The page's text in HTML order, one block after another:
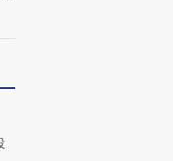
大增长引擎是什么？